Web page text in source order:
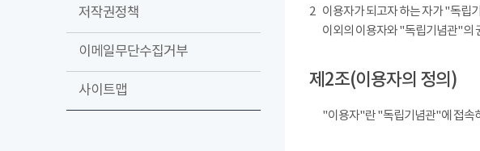
저작권정책
이메일무단수집거부
사이트맵
2 이용자가 되고자 하는 자가 "독립
이외의 이용자와 "독립기념관"의
제2조(이용자의 정의)
"이용자"란 "독립기념관"에 접속